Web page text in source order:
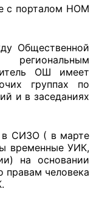
с порталом НОМ
Общественной
ОШ имеет
группах по
и в заседаниях
в СИЗО ( в марте
временные УИК,
на основании
правам человека